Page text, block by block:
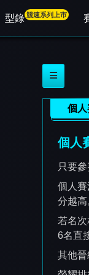
型錄競速系列上市
個人
個人
只要
個人
分越高
若名
6名直
其他